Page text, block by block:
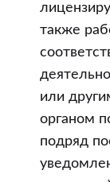
также
или
органом
подряд